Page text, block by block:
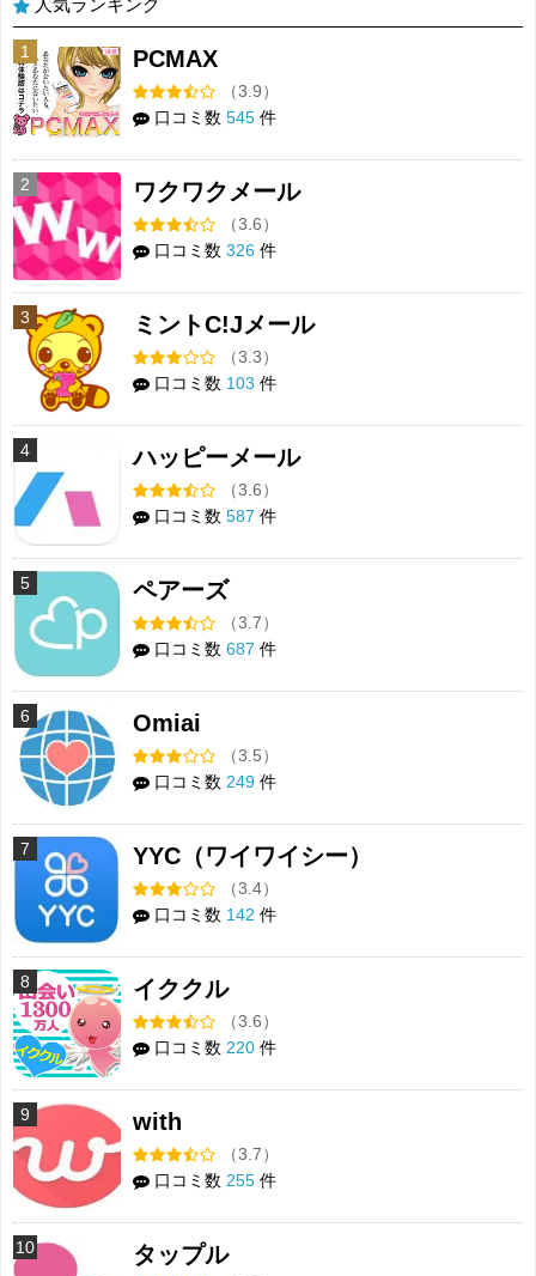
人気ランキング
1 PCMAX
（3.9）
口コミ数 545 件
2 ワクワクメール
（3.6）
口コミ数 326 件
3 ミントC!Jメール
（3.3）
口コミ数 103 件
4 ハッピーメール
（3.6）
口コミ数 587 件
5 ペアーズ
（3.7）
口コミ数 687 件
6 Omiai
（3.5）
口コミ数 249 件
7 YYC（ワイワイシー）
（3.4）
口コミ数 142 件
8 イククル
（3.6）
口コミ数 220 件
9 with
（3.7）
口コミ数 255 件
10 タップル